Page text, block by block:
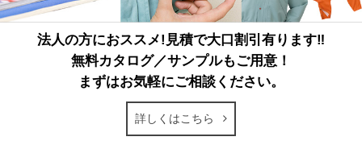
法人の方におススメ!見積で大口割引有ります‼
無料カタログ／サンプルもご用意！
まずはお気軽にご相談ください。
詳しくはこちら